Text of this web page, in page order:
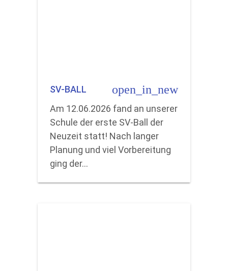
SV-BALL open_in_new
Am 12.06.2026 fand an unserer
Schule der erste SV-Ball der
Neuzeit statt! Nach langer
Planung und viel Vorbereitung
ging der…